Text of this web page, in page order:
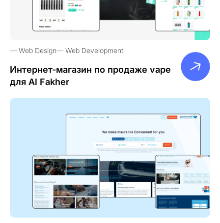
Web Design Web Development
Интернет-магазин по продаже vape
для Al Fakher